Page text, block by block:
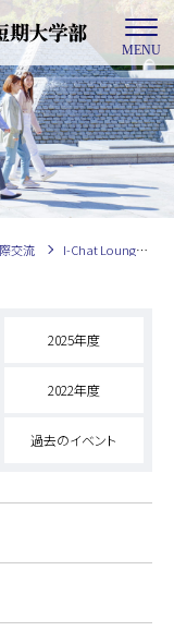
MENU
交流 I-Chat Lounge
2025年度
2022年度
過去のイベント